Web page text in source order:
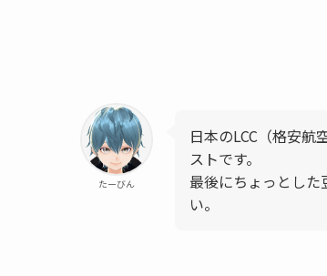
たーびん
日本のLCC（格安航
ストです。
最後にちょっとし
い。